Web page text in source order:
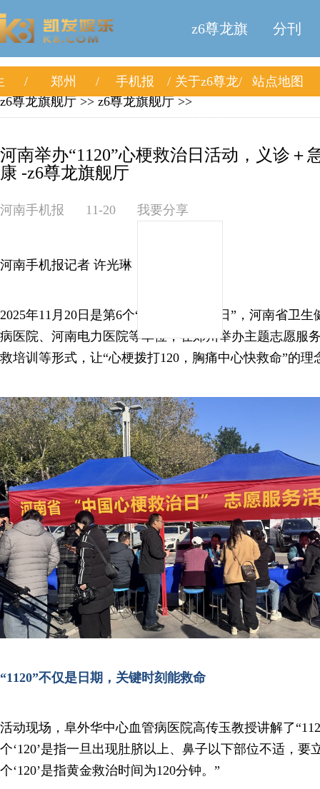
z6尊龙旗
舰厅
分刊
郑州 手机报 关于z6尊龙
站点地图
z6尊龙旗舰厅 >> z6尊龙旗舰厅 >>
河南举办“1120”心梗救治日活动，义诊＋
康 -z6尊龙旗舰厅
河南手机报 11-20 我要分享
河南手机报记者 许光琳
2025年11月20日是第6个“中国心梗救治日”，河南省卫
病医院、河南电力医院等单位，在郑州举办主题志愿服
救培训等形式，让“心梗拨打120，胸痛中心快救命”的理
“1120”不仅是日期，关键时刻能救命
活动现场，阜外华中心血管病医院高传玉教授讲解了
个‘120’是指一旦出现肚脐以上、鼻子以下部位不适，要
个‘120’是指黄金救治时间为120分钟。”